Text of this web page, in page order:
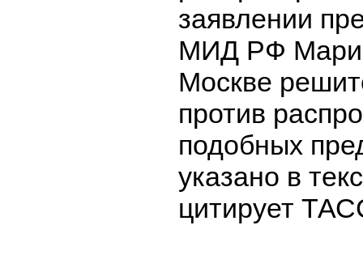
заявлении
МИД РФ
Москве
против
подобных
указано в
цитирует